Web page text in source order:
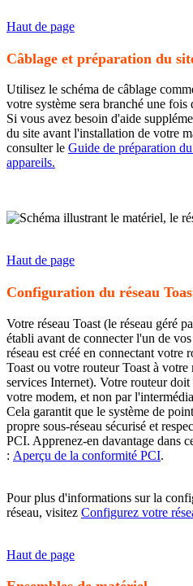
Haut de page
Câblage et préparation du
Utilisez le schéma de câblage
votre système sera branché une
Si vous avez besoin d'aide
du site avant l'installation de votre
consulter le Guide de préparation
appareils.
Haut de page
Configuration du réseau
Votre réseau Toast (le réseau géré
établi avant de connecter l'un de
réseau est créé en connectant
Toast ou votre routeur Toast à
services Internet). Votre routeur doit
votre modem, et non par
Cela garantit que le système de
propre sous-réseau sécurisé et
PCI. Apprenez-en davantage dans
: Aperçu de la conformité PCI.
Pour plus d'informations sur la
réseau, visitez Configurez votre
Haut de page